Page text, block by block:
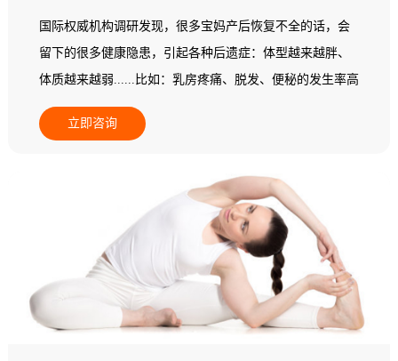
国际权威机构调研发现，很多宝妈产后恢复不全的话，会
留下的很多健康隐患，引起各种后遗症：体型越来越胖、
体质越来越弱......比如：乳房疼痛、脱发、便秘的发生率高
达22%，头晕头痛的比例增加30.5%，胃肠不适增加
16.5%，心悸者增加了22.7%......更多的产后妈妈会发现自
三孩政策将使全国每年增加1800万产妇，其中有33.3%会选
择产后恢复消费。每个产妇平均消费2万元，其中，85%以
上的产妇有产后脊柱、乳房问题，68%有肥胖问题，52%有
体质变弱的问题。因此，做好产后康复是迫在眉睫的事
情。但普通产妇都不具备相关专业知识，不知道如何做产
后康复训练，所以，需要专业的产后康复师来协助。
立即咨询